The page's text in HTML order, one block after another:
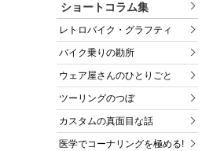
ショートコラム集
レトロバイク・グラフティ
バイク乗りの勘所
ウェア屋さんのひとりごと
ツーリングのつぼ
カスタムの真面目な話
医学でコーナリングを極める!